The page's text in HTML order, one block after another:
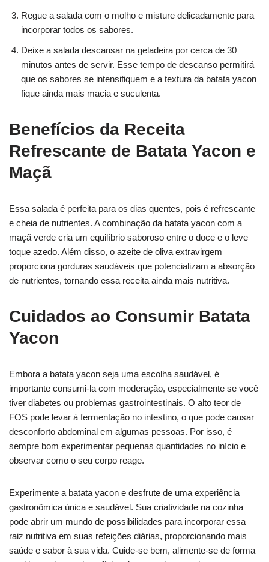
Regue a salada com o molho e misture delicadamente para
incorporar todos os sabores.
Deixe a salada descansar na geladeira por cerca de 30
minutos antes de servir. Esse tempo de descanso permitirá
que os sabores se intensifiquem e a textura da batata yacon
fique ainda mais macia e suculenta.
Benefícios da Receita
Refrescante de Batata Yacon e
Maçã
Essa salada é perfeita para os dias quentes, pois é refrescante
e cheia de nutrientes. A combinação da batata yacon com a
maçã verde cria um equilíbrio saboroso entre o doce e o leve
toque azedo. Além disso, o azeite de oliva extravirgem
proporciona gorduras saudáveis que potencializam a absorção
de nutrientes, tornando essa receita ainda mais nutritiva.
Cuidados ao Consumir Batata
Yacon
Embora a batata yacon seja uma escolha saudável, é
importante consumi-la com moderação, especialmente se você
tiver diabetes ou problemas gastrointestinais. O alto teor de
FOS pode levar à fermentação no intestino, o que pode causar
desconforto abdominal em algumas pessoas. Por isso, é
sempre bom experimentar pequenas quantidades no início e
observar como o seu corpo reage.
Experimente a batata yacon e desfrute de uma experiência
gastronômica única e saudável. Sua criatividade na cozinha
pode abrir um mundo de possibilidades para incorporar essa
raiz nutritiva em suas refeições diárias, proporcionando mais
saúde e sabor à sua vida. Cuide-se bem, alimente-se de forma